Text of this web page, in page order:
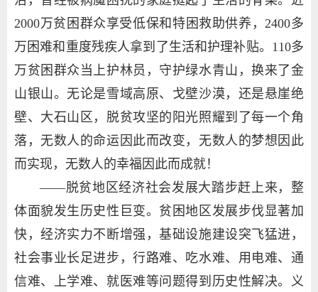
2000万贫困群众享受低保和特困救助供养，2400多
万困难和重度残疾人拿到了生活和护理补贴。110多
万贫困群众当上护林员，守护绿水青山，换来了金
山银山。无论是雪域高原、戈壁沙漠，还是悬崖绝
壁、大石山区，脱贫攻坚的阳光照耀到了每一个角
落，无数人的命运因此而改变，无数人的梦想因此
而实现，无数人的幸福因此而成就！
——脱贫地区经济社会发展大踏步赶上来，整
体面貌发生历史性巨变。贫困地区发展步伐显著加
快，经济实力不断增强，基础设施建设突飞猛进，
社会事业长足进步，行路难、吃水难、用电难、通
信难、上学难、就医难等问题得到历史性解决。义